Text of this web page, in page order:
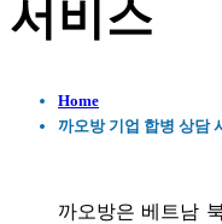
서비스
Home
까오방 기업 합병 상담
까오방은 베트남